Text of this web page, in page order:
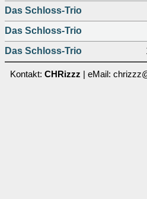
Das Schloss-Trio
Das Schloss-Trio
Das Schloss-Trio
Kontakt: CHRizzz | eMail: